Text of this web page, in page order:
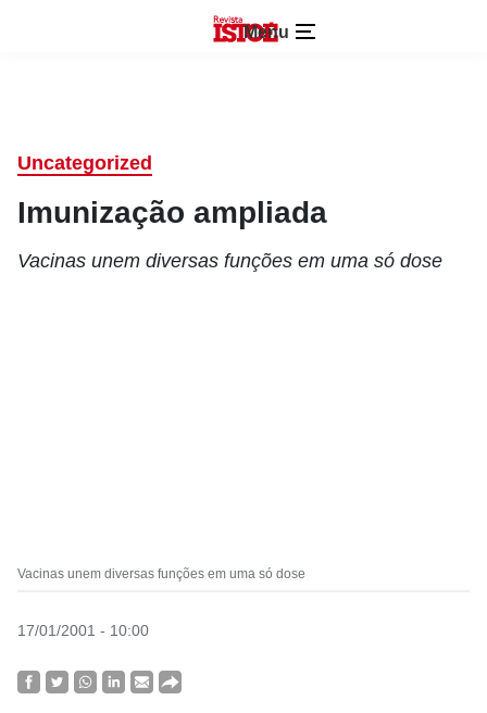
Menu
Uncategorized
Imunização ampliada
Vacinas unem diversas funções em uma só dose
Vacinas unem diversas funções em uma só dose
17/01/2001 - 10:00